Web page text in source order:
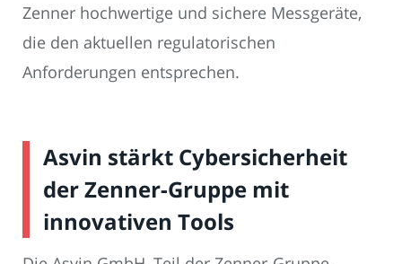
Zenner hochwertige und sichere Messgeräte,
die den aktuellen regulatorischen
Anforderungen entsprechen.
Asvin stärkt Cybersicherheit
der Zenner-Gruppe mit
innovativen Tools